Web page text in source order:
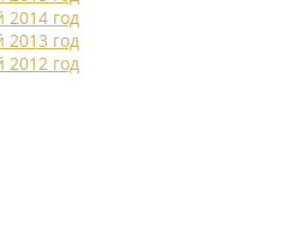
2014 год
2013 год
2012 год